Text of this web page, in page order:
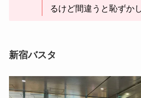
るけど間違うと恥ずかし
新宿バスタ